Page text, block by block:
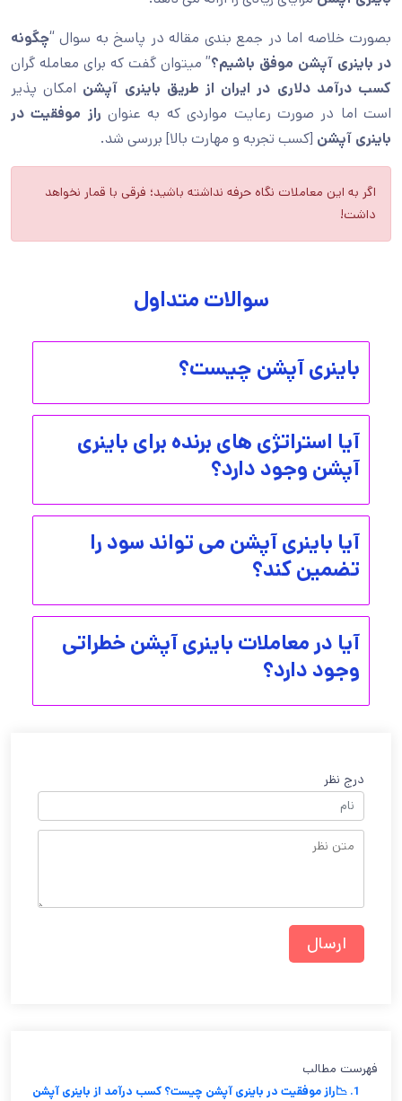
بصورت خلاصه اما در جمع بندی مقاله در پاسخ به سوال “چگونه
در باینری آپشن موفق باشیم؟” میتوان گفت که برای معامله گران
کسب درآمد دلاری در ایران از طریق باینری آپشن امکان پذیر
است اما در صورت رعایت مواردی که به عنوان راز موفقیت در
باینری آپشن [کسب تجربه و مهارت بالا] بررسی شد.
اگر به این معاملات نگاه حرفه نداشته باشید؛ فرقی با قمار نخواهد
داشت!
سوالات متداول
باینری آپشن چیست؟
آیا استراتژی های برنده برای باینری
آپشن وجود دارد؟
آیا باینری آپشن می تواند سود را
تضمین کند؟
آیا در معاملات باینری آپشن خطراتی
وجود دارد؟
درج نظر
فهرست مطالب
1. 📉راز موفقیت در باینری آپشن چیست؟ کسب درآمد از باینری آپشن